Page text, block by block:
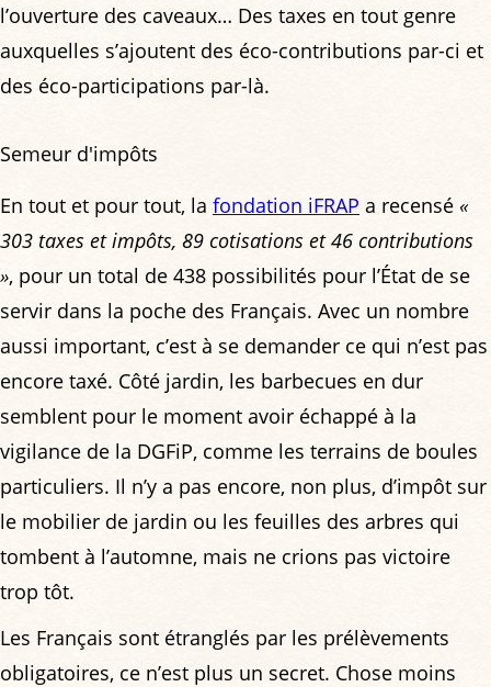
l’ouverture des caveaux… Des taxes en tout genre
auxquelles s’ajoutent des éco-contributions par-ci et
des éco-participations par-là.
Semeur d'impôts
En tout et pour tout, la fondation iFRAP a recensé «
303 taxes et impôts, 89 cotisations et 46 contributions
», pour un total de 438 possibilités pour l’État de se
servir dans la poche des Français. Avec un nombre
aussi important, c’est à se demander ce qui n’est pas
encore taxé. Côté jardin, les barbecues en dur
semblent pour le moment avoir échappé à la
vigilance de la DGFiP, comme les terrains de boules
particuliers. Il n’y a pas encore, non plus, d’impôt sur
le mobilier de jardin ou les feuilles des arbres qui
tombent à l’automne, mais ne crions pas victoire
trop tôt.
Les Français sont étranglés par les prélèvements
obligatoires, ce n’est plus un secret. Chose moins